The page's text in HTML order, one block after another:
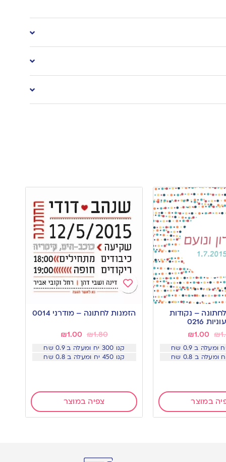
– נקודות
0216
₪
₪1.00
במוצר
to
הזמנות לחתונה – מודרני 0014
₪1.80
₪1.00
קנו 300 יח ומעלה ב 0.9 שח
קנו 450 יח ומעלה ב 0.8 שח
צפיה במוצר